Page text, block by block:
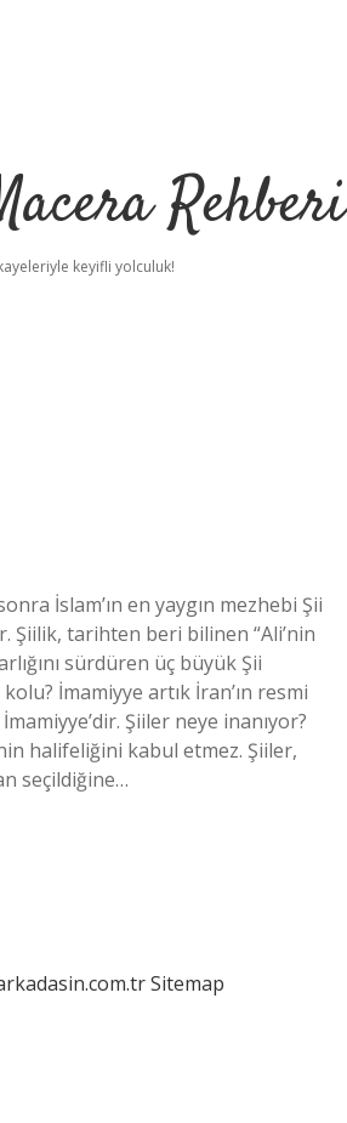
Rehberi
keyifli yolculuk!
İslam’ın en yaygın mezhebi Şii
Şiilik, tarihten beri bilinen “Ali’nin
sürdüren üç büyük Şii
İmamiyye artık İran’ın resmi
Şiiler neye inanıyor?
halifeliğini kabul etmez. Şiiler,
seçildiğine…
Sitemap